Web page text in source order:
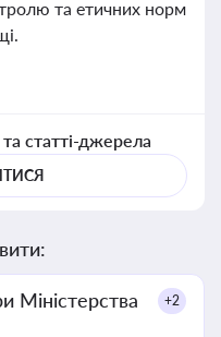
та етичних норм
статті-джерела
Міністерства
+2